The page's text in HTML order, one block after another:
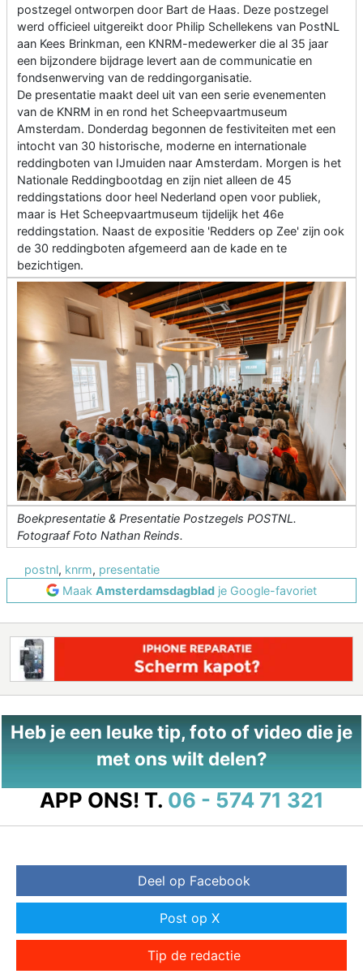
postzegel ontworpen door Bart de Haas. Deze postzegel
werd officieel uitgereikt door Philip Schellekens van PostNL
aan Kees Brinkman, een KNRM-medewerker die al 35 jaar
een bijzondere bijdrage levert aan de communicatie en
fondsenwerving van de reddingorganisatie.
De presentatie maakt deel uit van een serie evenementen
van de KNRM in en rond het Scheepvaartmuseum
Amsterdam. Donderdag begonnen de festiviteiten met een
intocht van 30 historische, moderne en internationale
reddingboten van IJmuiden naar Amsterdam. Morgen is het
Nationale Reddingbootdag en zijn niet alleen de 45
reddingstations door heel Nederland open voor publiek,
maar is Het Scheepvaartmuseum tijdelijk het 46e
reddingstation. Naast de expositie 'Redders op Zee' zijn ook
de 30 reddingboten afgemeerd aan de kade en te
bezichtigen.
Boekpresentatie & Presentatie Postzegels POSTNL.
Fotograaf Foto Nathan Reinds.
postnl, knrm, presentatie
Maak Amsterdamsdagblad je Google-favoriet
Heb je een leuke tip, foto of video die je
met ons wilt delen?
APP ONS! T. 06 - 574 71 321
Deel op Facebook
Post op X
Tip de redactie